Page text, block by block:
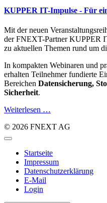
KUPPER IT-Impulse - Für
Mit der neuen
der FNEXT-Partner KUPPER
zu aktuellen Themen rund um
In kompakten Webinaren und
erhalten Teilnehmer fundierte
Bereichen Datensicherung,
Sicherheit.
Weiterlesen …
© 2026 FNEXT AG
Startseite
Impressum
Datenschutzerklärung
E-Mail
Login